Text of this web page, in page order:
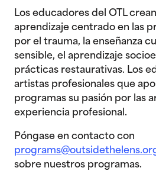
Los educadores del OTL
aprendizaje centrado en las
por el trauma, la enseñanza
sensible, el aprendizaje
prácticas restaurativas. Los
artistas profesionales que
programas su pasión por las
experiencia profesional.
Póngase en contacto con
sobre nuestros programas.